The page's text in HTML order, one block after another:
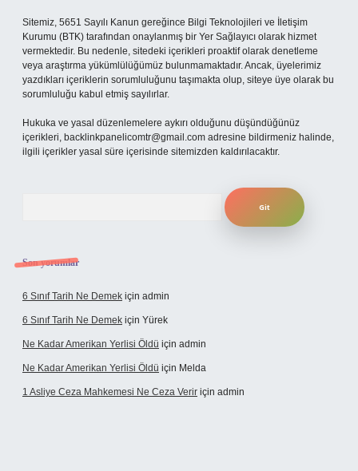
Sitemiz, 5651 Sayılı Kanun gereğince Bilgi Teknolojileri ve İletişim
Kurumu (BTK) tarafından onaylanmış bir Yer Sağlayıcı olarak hizmet
vermektedir. Bu nedenle, sitedeki içerikleri proaktif olarak denetleme
veya araştırma yükümlülüğümüz bulunmamaktadır. Ancak, üyelerimiz
yazdıkları içeriklerin sorumluluğunu taşımakta olup, siteye üye olarak bu
sorumluluğu kabul etmiş sayılırlar.
Hukuka ve yasal düzenlemelere aykırı olduğunu düşündüğünüz
içerikleri, backlinkpanelicomtr@gmail.com adresine bildirmeniz halinde,
ilgili içerikler yasal süre içerisinde sitemizden kaldırılacaktır.
Son yorumlar
6 Sınıf Tarih Ne Demek için admin
6 Sınıf Tarih Ne Demek için Yürek
Ne Kadar Amerikan Yerlisi Öldü için admin
Ne Kadar Amerikan Yerlisi Öldü için Melda
1 Asliye Ceza Mahkemesi Ne Ceza Verir için admin